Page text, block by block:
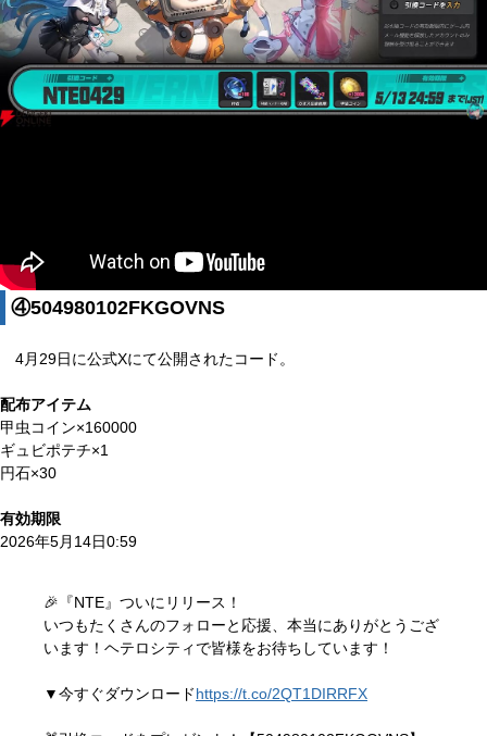
④504980102FKGOVNS
4月29日に公式Xにて公開されたコード。
配布アイテム
甲虫コイン×160000
ギュビポテチ×1
円石×30
有効期限
2026年5月14日0:59
🎉『NTE』ついにリリース！
いつもたくさんのフォローと応援、本当にありがとうござ
います！ヘテロシティで皆様をお待ちしています！
▼今すぐダウンロードhttps://t.co/2QT1DIRRFX